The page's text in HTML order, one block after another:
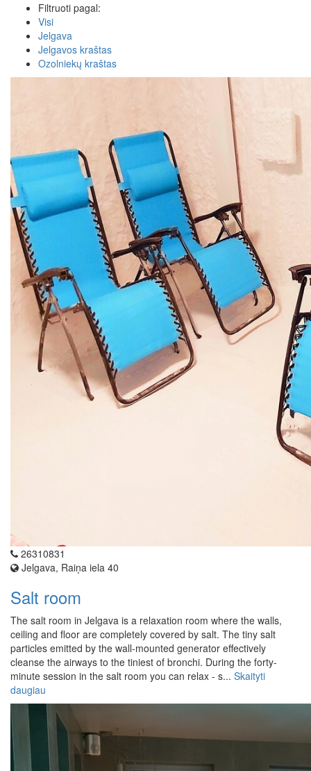
Filtruoti pagal:
Visi
Jelgava
Jelgavos kraštas
Ozolniekų kraštas
26310831
Jelgava, Raiņa iela 40
Salt room
The salt room in Jelgava is a relaxation room where the walls,
ceiling and floor are completely covered by salt. The tiny salt
particles emitted by the wall-mounted generator effectively
cleanse the airways to the tiniest of bronchi. During the forty-
minute session in the salt room you can relax - s... Skaityti
daugiau